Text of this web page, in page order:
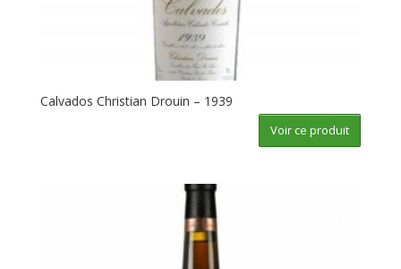
Calvados Christian Drouin – 1939
Voir ce produit